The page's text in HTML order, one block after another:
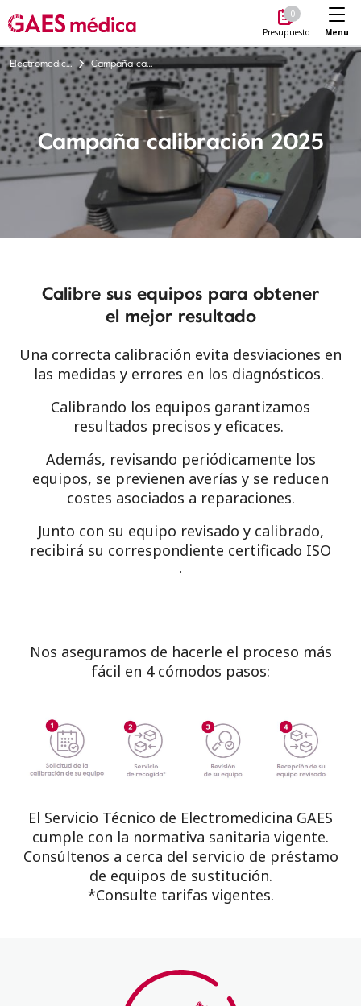
0
Presupuesto Menu
Electromedicina Campaña calibración 2025
Campaña calibración 2025
Calibre sus equipos para obtener
el mejor resultado
Una correcta calibración evita desviaciones en
las medidas y errores en los diagnósticos.
Calibrando los equipos garantizamos
resultados precisos y eficaces.
Además, revisando periódicamente los
equipos, se previenen averías y se reducen
costes asociados a reparaciones.
Junto con su equipo revisado y calibrado,
recibirá su correspondiente certificado ISO
.
Nos aseguramos de hacerle el proceso más
fácil en 4 cómodos pasos:
El Servicio Técnico de Electromedicina GAES
cumple con la normativa sanitaria vigente.
Consúltenos a cerca del servicio de préstamo
de equipos de sustitución.
*Consulte tarifas vigentes.